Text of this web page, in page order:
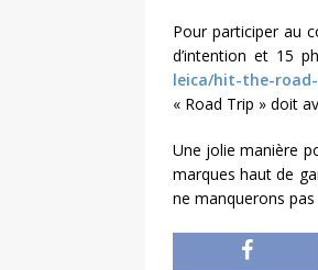
Pour participer au
d’intention et 15
leica/hit-the-
« Road Trip » doit
Une jolie manière
marques haut de
ne manquerons